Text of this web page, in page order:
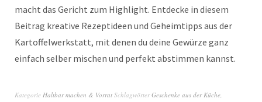
macht das Gericht zum Highlight. Entdecke in diesem
Beitrag kreative Rezeptideen und Geheimtipps aus der
Kartoffelwerkstatt, mit denen du deine Gewürze ganz
einfach selber mischen und perfekt abstimmen kannst.
Kategorie Haltbar machen & Vorrat SchlagwörterGeschenke aus der Küche,